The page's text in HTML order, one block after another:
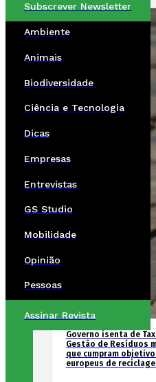
Subscrever Newsletter
Ambiente
Animais
Biodiversidade
Ciência e Tecnologia
Dicas
Empresas
Entrevistas
GS Studio
Mobilidade
Opinião
Pessoas
Assinar Revista
Governo isenta de
Gestão de Resíduos
que cumpram
europeus de